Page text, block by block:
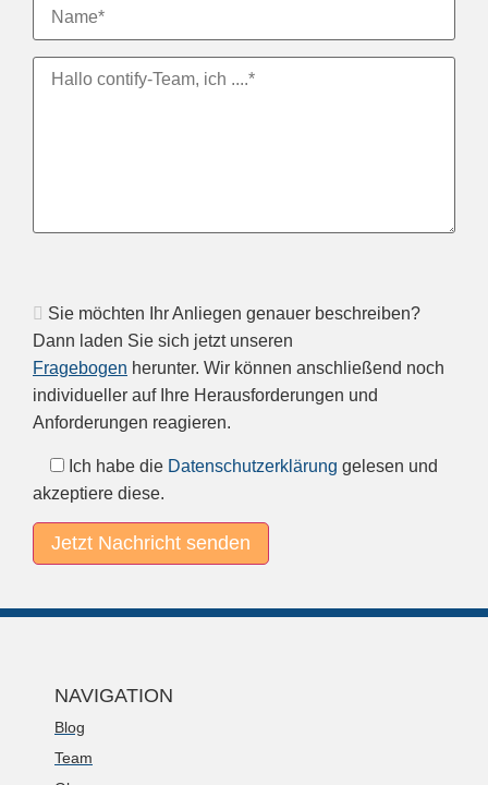
Sie möchten Ihr Anliegen genauer beschreiben?
Dann laden Sie sich jetzt unseren
Fragebogen herunter. Wir können anschließend noch
individueller auf Ihre Herausforderungen und
Anforderungen reagieren.
Ich habe die Datenschutzerklärung gelesen und
akzeptiere diese.
NAVIGATION
Blog
Team